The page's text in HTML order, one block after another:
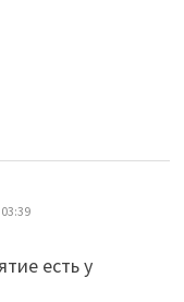
есть у